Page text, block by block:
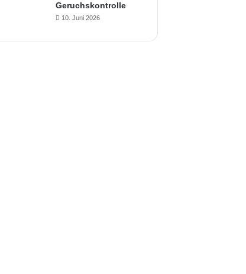
Geruchskontrolle
10. Juni 2026